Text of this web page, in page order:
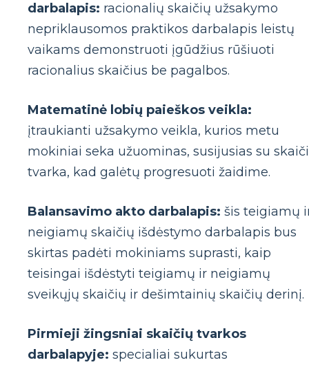
darbalapis: racionalių skaičių užsakymo
nepriklausomos praktikos darbalapis leistų
vaikams demonstruoti įgūdžius rūšiuoti
racionalius skaičius be pagalbos.
Matematinė lobių paieškos veikla:
įtraukianti užsakymo veikla, kurios metu
mokiniai seka užuominas, susijusias su
tvarka, kad galėtų progresuoti žaidime.
Balansavimo akto darbalapis: šis teigiamų
neigiamų skaičių išdėstymo darbalapis bus
skirtas padėti mokiniams suprasti, kaip
teisingai išdėstyti teigiamų ir neigiamų
sveikųjų skaičių ir dešimtainių skaičių derinį.
Pirmieji žingsniai skaičių tvarkos
darbalapyje: specialiai sukurtas